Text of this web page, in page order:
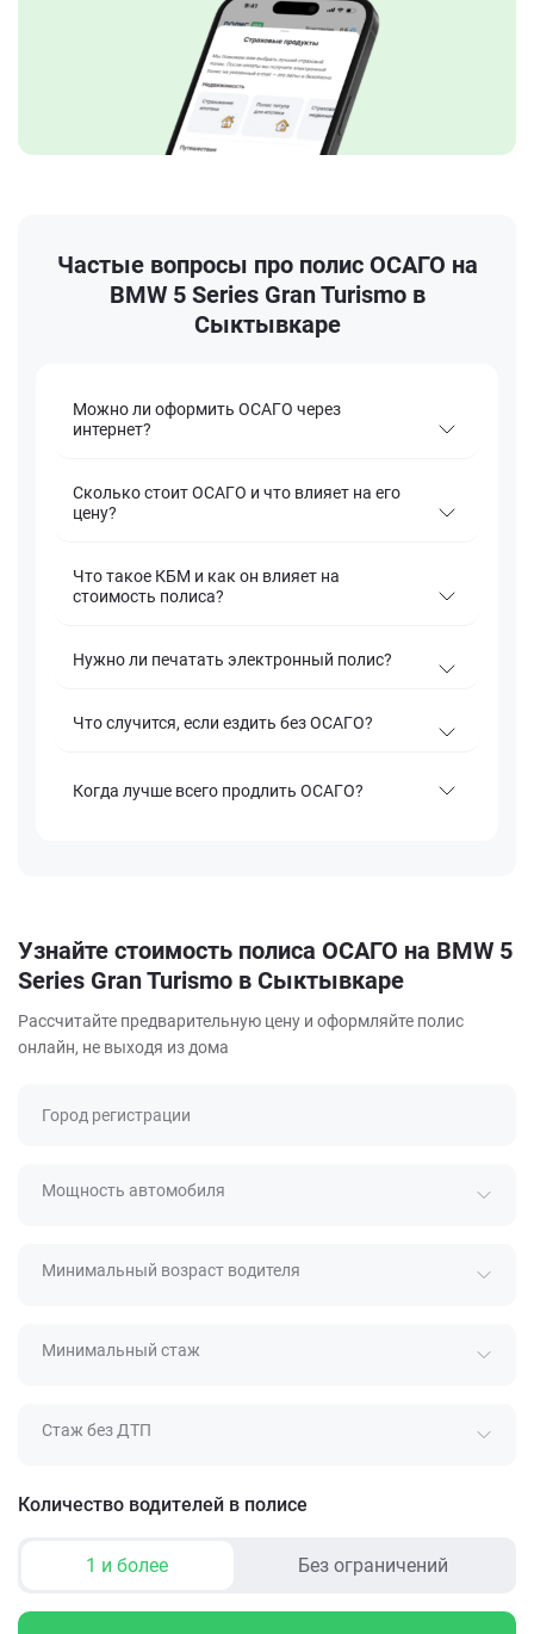
Частые вопросы про полис ОСАГО на
BMW 5 Series Gran Turismo в
Сыктывкаре
Можно ли оформить ОСАГО через
интернет?
Сколько стоит ОСАГО и что влияет на его
цену?
Что такое КБМ и как он влияет на
стоимость полиса?
Нужно ли печатать электронный полис?
Что случится, если ездить без ОСАГО?
Когда лучше всего продлить ОСАГО?
Узнайте стоимость полиса ОСАГО на BMW 5
Series Gran Turismo в Сыктывкаре
Рассчитайте предварительную цену и оформляйте полис
онлайн, не выходя из дома
Город регистрации
Мощность автомобиля
Минимальный возраст водителя
Минимальный стаж
Стаж без ДТП
Количество водителей в полисе
1 и более Без ограничений